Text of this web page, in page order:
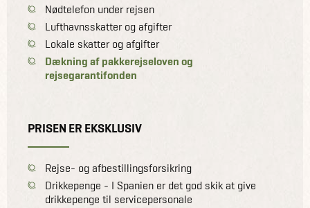
Nødtelefon under rejsen
Lufthavnsskatter og afgifter
Lokale skatter og afgifter
Dækning af pakkerejseloven og
rejsegarantifonden
PRISEN ER EKSKLUSIV
Rejse- og afbestillingsforsikring
Drikkepenge - I Spanien er det god skik at give
drikkepenge til servicepersonale